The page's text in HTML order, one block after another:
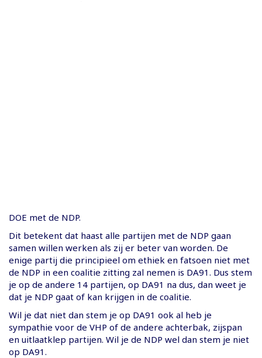
DOE met de NDP.
Dit betekent dat haast alle partijen met de NDP gaan
samen willen werken als zij er beter van worden. De
enige partij die principieel om ethiek en fatsoen niet met
de NDP in een coalitie zitting zal nemen is DA91. Dus stem
je op de andere 14 partijen, op DA91 na dus, dan weet je
dat je NDP gaat of kan krijgen in de coalitie.
Wil je dat niet dan stem je op DA91 ook al heb je
sympathie voor de VHP of de andere achterbak, zijspan
en uitlaatklep partijen. Wil je de NDP wel dan stem je niet
op DA91.